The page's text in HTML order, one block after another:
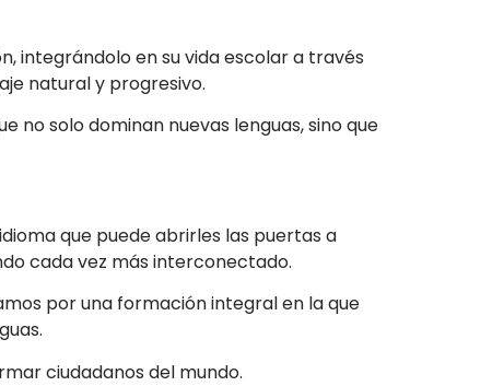
integrándolo en su vida escolar a través
natural y progresivo.
no solo dominan nuevas lenguas, sino que
que puede abrirles las puertas a
cada vez más interconectado.
por una formación integral en la que
ciudadanos del mundo.